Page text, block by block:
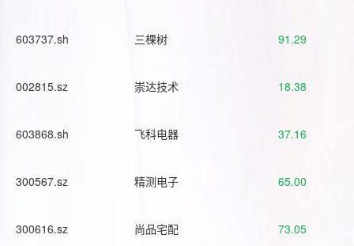
603737.sh 三棵树 91.29
002815.sz 崇达技术 18.38
603868.sh 飞科电器 37.16
300567.sz 精测电子 65.00
300616.sz 尚品宅配 73.05